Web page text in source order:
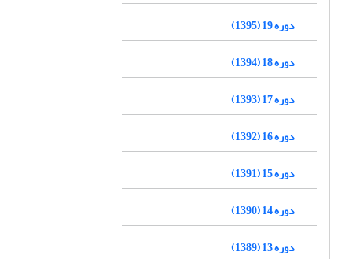
دوره 19 (1395)
دوره 18 (1394)
دوره 17 (1393)
دوره 16 (1392)
دوره 15 (1391)
دوره 14 (1390)
دوره 13 (1389)